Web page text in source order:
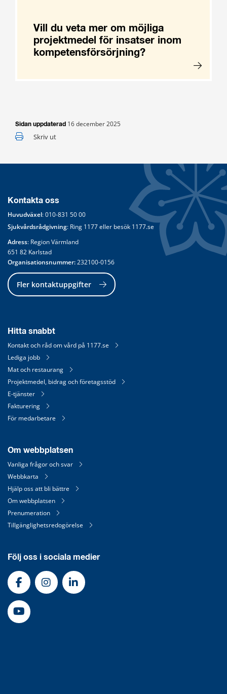
Vill du veta mer om möjliga
projektmedel för insatser inom
kompetensförsörjning?
Sidan uppdaterad 16 december 2025
Skriv ut
Kontakta oss
Huvudväxel: 010-831 50 00
Sjukvårdsrådgivning: Ring 1177 eller besök 1177.se
Adress: Region Värmland
651 82 Karlstad
Organisationsnummer: 232100-0156
Fler kontaktuppgifter
Hitta snabbt
Kontakt och råd om vård på 1177.se
Lediga jobb
Mat och restaurang
Projektmedel, bidrag och företagsstöd
E-tjänster
Fakturering
För medarbetare
Om webbplatsen
Vanliga frågor och svar
Webbkarta
Hjälp oss att bli bättre
Om webbplatsen
Prenumeration
Tillgänglighetsredogörelse
Följ oss i sociala medier